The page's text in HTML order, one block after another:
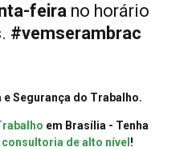
feirano horário
. #vemserambrac
e Segurança do Trabalho.
em Brasília - Tenha
consultoria de alto nível !